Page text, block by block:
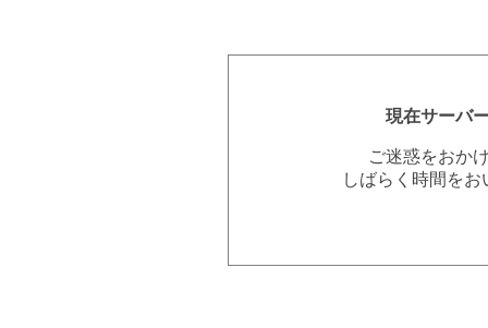
現在サーバ
ご迷惑をおか
しばらく時間を